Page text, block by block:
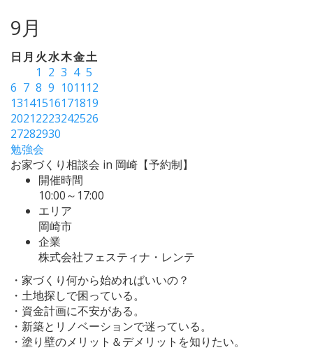
9月
日 月 火水木金土
1 2 3 4 5
6 7 8 9 1011 12
13141516171819
20212223242526
27282930
勉強会
お家づくり相談会 in 岡崎【予約制】
開催時間
10:00～17:00
エリア
岡崎市
企業
株式会社フェスティナ・レンテ
・家づくり何から始めればいいの？
・土地探しで困っている。
・資金計画に不安がある。
・新築とリノベーションで迷っている。
・塗り壁のメリット＆デメリットを知りたい。